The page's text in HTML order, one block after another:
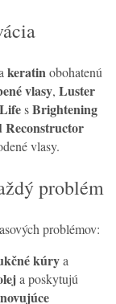
keratinobohatenú
vlasy, Luster
sBrightening
Reconstructor
vlasy.
problém
problémov:
kúrya
a poskytujú